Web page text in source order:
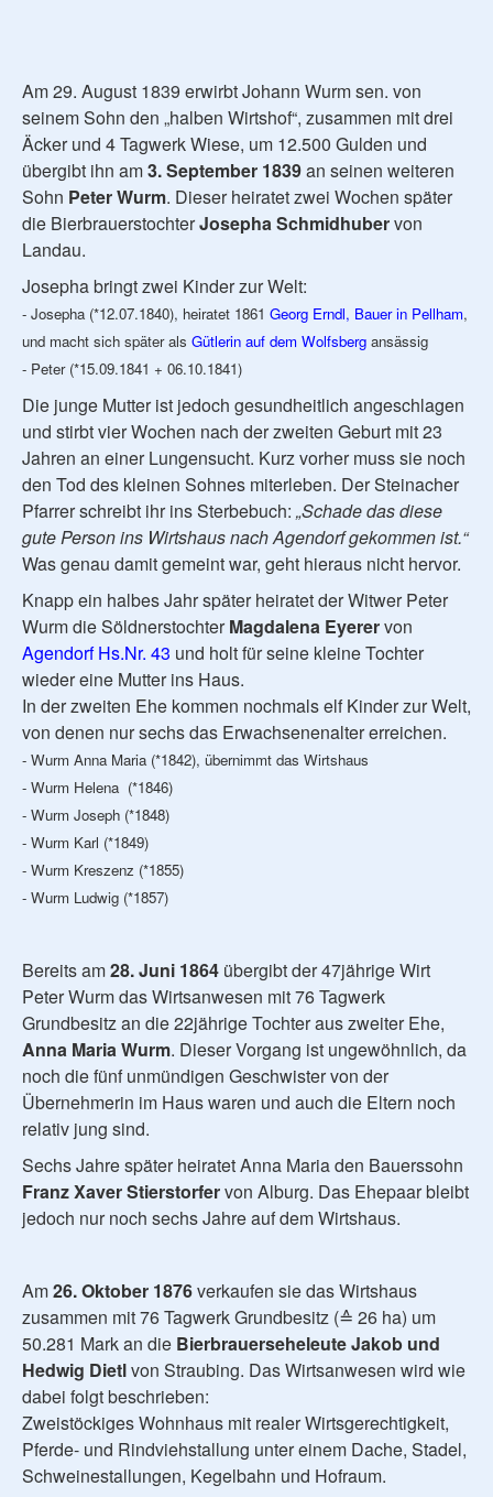
Am 29. August 1839 erwirbt Johann Wurm sen. von
seinem Sohn den „halben Wirtshof“, zusammen mit drei
Äcker und 4 Tagwerk Wiese, um 12.500 Gulden und
übergibt ihn am3. September 1839an seinen weiteren
Sohn Peter Wurm. Dieser heiratet zwei Wochen später
die BierbrauerstochterJosepha Schmidhubervon
Landau.
Josepha bringt zwei Kinder zur Welt:
- Josepha (*12.07.1840), heiratet 1861 Georg Erndl, Bauer in Pellham,
und macht sich später als Gütlerin auf dem Wolfsberg ansässig
- Peter (*15.09.1841 + 06.10.1841)
Die junge Mutter ist jedoch gesundheitlich angeschlagen
und stirbt vier Wochen nach der zweiten Geburt mit 23
Jahren an einer Lungensucht. Kurz vorher muss sie noch
den Tod des kleinen Sohnes miterleben. Der Steinacher
Pfarrer schreibt ihr ins Sterbebuch: „Schade das diese
gute Person ins Wirtshaus nach Agendorf gekommen ist.“
Was genau damit gemeint war, geht hieraus nicht hervor.
Knapp ein halbes Jahr später heiratet der Witwer Peter
Wurm die SöldnerstochterMagdalena Eyerervon
Agendorf Hs.Nr. 43 und holt für seine kleine Tochter
wieder eine Mutter ins Haus.
In der zweiten Ehe kommen nochmals elf Kinder zur Welt,
von denen nur sechs das Erwachsenenalter erreichen.
- Wurm Anna Maria (*1842), übernimmt das Wirtshaus
- Wurm Helena (*1846)
- Wurm Joseph (*1848)
- Wurm Karl (*1849)
- Wurm Kreszenz (*1855)
- Wurm Ludwig (*1857)
Bereits am28. Juni 1864 übergibt der 47jährige Wirt
Peter Wurm das Wirtsanwesen mit 76 Tagwerk
Grundbesitz an die 22jährige Tochter aus zweiter Ehe,
Anna Maria Wurm. Dieser Vorgang ist ungewöhnlich, da
noch die fünf unmündigen Geschwister von der
Übernehmerin im Haus waren und auch die Eltern noch
relativ jung sind.
Sechs Jahre später heiratet Anna Maria den Bauerssohn
Franz Xaver Stierstorfervon Alburg. Das Ehepaar bleibt
jedoch nur noch sechs Jahre auf dem Wirtshaus.
Am26. Oktober 1876verkaufen sie das Wirtshaus
zusammen mit 76 Tagwerk Grundbesitz (≙ 26 ha) um
50.281 Mark an die Bierbrauerseheleute Jakob und
Hedwig Dietlvon Straubing. Das Wirtsanwesen wird wie
dabei folgt beschrieben:
Zweistöckiges Wohnhaus mit realer Wirtsgerechtigkeit,
Pferde- und Rindviehstallung unter einem Dache, Stadel,
Schweinestallungen, Kegelbahn und Hofraum.